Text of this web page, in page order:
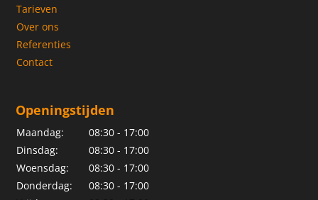
Tarieven
Over ons
Referenties
Contact
Openingstijden
Maandag:
08:30 - 17:00
Dinsdag:
08:30 - 17:00
Woensdag:
08:30 - 17:00
Donderdag:
08:30 - 17:00